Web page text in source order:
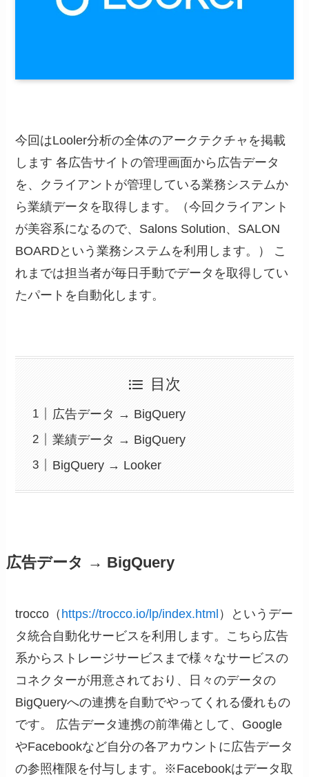
今回はLooler分析の全体のアークテクチャを掲載
します 各広告サイトの管理画面から広告データ
を、クライアントが管理している業務システムか
ら業績データを取得します。（今回クライアント
が美容系になるので、Salons Solution、SALON
BOARDという業務システムを利用します。） こ
れまでは担当者が毎日手動でデータを取得してい
たパートを自動化します。
目次
広告データ → BigQuery
業績データ → BigQuery
BigQuery → Looker
広告データ → BigQuery
trocco（ https://trocco.io/lp/index.html ）というデー
タ統合自動化サービスを利用します。こちら広告
系からストレージサービスまで様々なサービスの
コネクターが用意されており、日々のデータの
BigQueryへの連携を自動でやってくれる優れもの
です。 広告データ連携の前準備として、Google
やFacebookなど自分の各アカウントに広告データ
の参照権限を付与します。※Facebookはデータ取